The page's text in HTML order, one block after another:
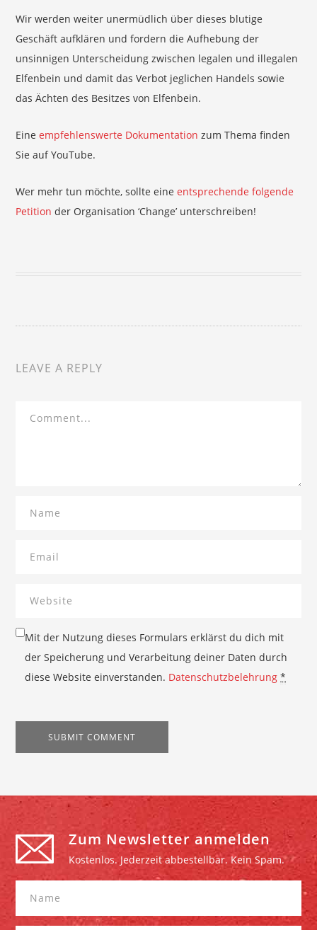
Wir werden weiter unermüdlich über dieses blutige
Geschäft aufklären und fordern die Aufhebung der
unsinnigen Unterscheidung zwischen legalen und illegalen
Elfenbein und damit das Verbot jeglichen Handels sowie
das Ächten des Besitzes von Elfenbein.
Eineempfehlenswerte Dokumentation zum Thema finden
Sie auf YouTube.
Wer mehr tun möchte, sollte eineentsprechende folgende
Petition der Organisation ‘Change’ unterschreiben!
LEAVE A REPLY
Mit der Nutzung dieses Formulars erklärst du dich mit
der Speicherung und Verarbeitung deiner Daten durch
diese Website einverstanden. Datenschutzbelehrung *
Zum Newsletter anmelden
Kostenlos. Jederzeit abbestellbar. Kein Spam.